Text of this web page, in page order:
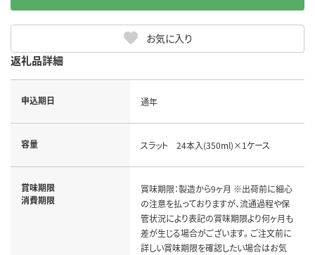
お気に入り
返礼品詳細
申込期日 通年
容量 スラット 24本入(350ml)×1ケース
賞味期限
消費期限
賞味期限：製造から9ヶ月 ※出荷前に細心
の注意を払っておりますが、流通過程や保
管状況により表記の賞味期限より何ヶ月も
差が生じる場合がございます。 ご注文前に
詳しい賞味期限を確認したい場合はお気